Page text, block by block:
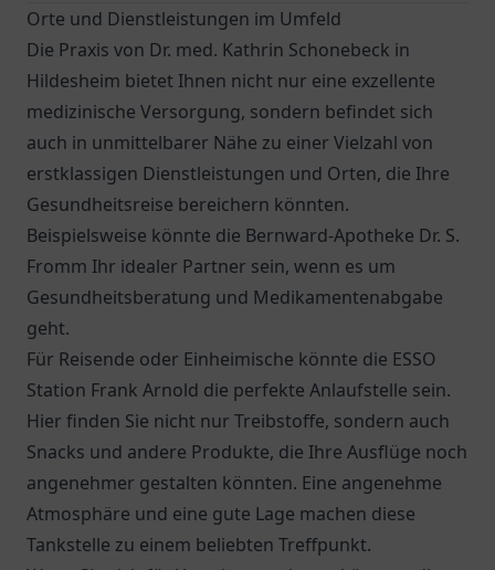
Orte und Dienstleistungen im Umfeld
Die Praxis von Dr. med. Kathrin Schonebeck in
Hildesheim bietet Ihnen nicht nur eine exzellente
medizinische Versorgung, sondern befindet sich
auch in unmittelbarer Nähe zu einer Vielzahl von
erstklassigen Dienstleistungen und Orten, die Ihre
Gesundheitsreise bereichern könnten.
Beispielsweise könnte die Bernward-Apotheke Dr. S.
Fromm Ihr idealer Partner sein, wenn es um
Gesundheitsberatung und Medikamentenabgabe
geht.
Für Reisende oder Einheimische könnte die ESSO
Station Frank Arnold die perfekte Anlaufstelle sein.
Hier finden Sie nicht nur Treibstoffe, sondern auch
Snacks und andere Produkte, die Ihre Ausflüge noch
angenehmer gestalten könnten. Eine angenehme
Atmosphäre und eine gute Lage machen diese
Tankstelle zu einem beliebten Treffpunkt.